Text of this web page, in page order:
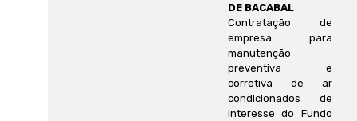
DE BACABAL
Contratação de
empresa para
manutenção
preventiva e
corretiva de ar
condicionados de
interesse do Fundo